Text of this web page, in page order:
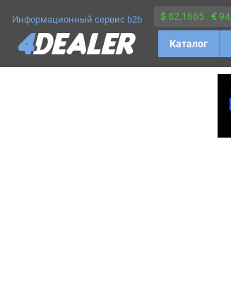
Информационный сервис b2b $ 82,1665 €
Каталог